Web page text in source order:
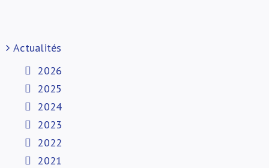
Actualités
2026
2025
2024
2023
2022
2021